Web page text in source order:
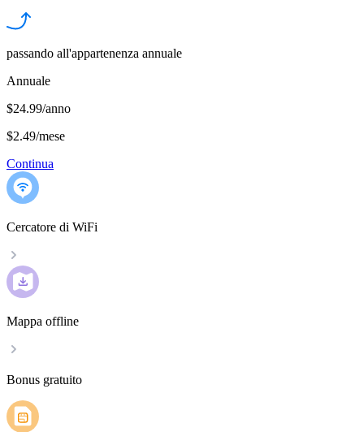
passando all'appartenenza annuale
Annuale
$24.99/anno
$2.49/mese
Continua
Cercatore di WiFi
Mappa offline
Bonus gratuito